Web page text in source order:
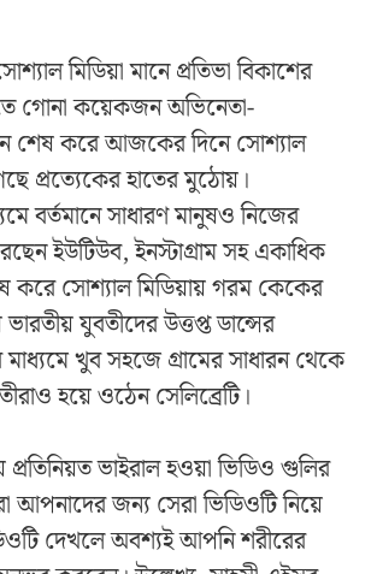
মিডিয়া মানে প্রতিভা বিকাশের
গোনা কয়েকজন অভিনেতা-
শেষ করে আজকের দিনে সোশ্যাল
প্রত্যেকের হাতের মুঠোয়।
বর্তমানে সাধারণ মানুষও নিজের
ইউটিউব, ইনস্টাগ্রাম সহ একাধিক
করে সোশ্যাল মিডিয়ায় গরম কেকের
যুবতীদের উত্তপ্ত ডান্সের
খুব সহজে গ্রামের সাধারন থেকে
হয়ে ওঠেন সেলিব্রেটি।
প্রতিনিয়ত ভাইরাল হওয়া ভিডিও গুলির
জন্য সেরা ভিডিওটি নিয়ে
দেখলে অবশ্যই আপনি শরীরের